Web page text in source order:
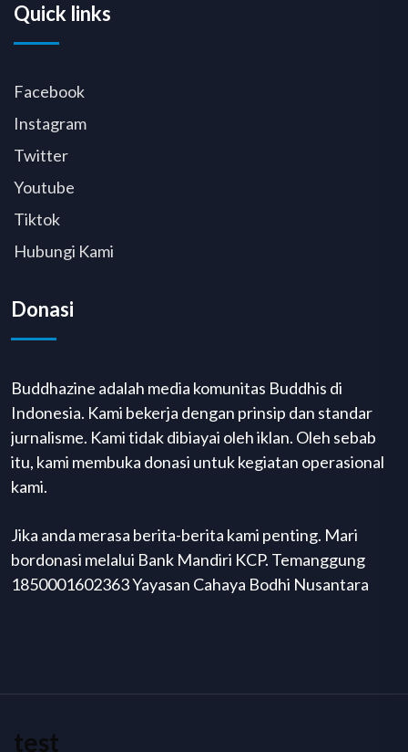
Quick links
Facebook
Instagram
Twitter
Youtube
Tiktok
Hubungi Kami
Donasi
Buddhazine adalah media komunitas Buddhis di
Indonesia. Kami bekerja dengan prinsip dan standar
jurnalisme. Kami tidak dibiayai oleh iklan. Oleh sebab
itu, kami membuka donasi untuk kegiatan operasional
kami.
Jika anda merasa berita-berita kami penting. Mari
bordonasi melalui Bank Mandiri KCP. Temanggung
1850001602363 Yayasan Cahaya Bodhi Nusantara
test